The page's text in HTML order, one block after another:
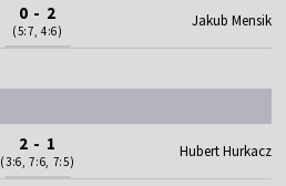
0 - 2
(5:7, 4:6)
Jakub Mensik
2 - 1
(3:6, 7:6, 7:5)
Hubert Hurkacz